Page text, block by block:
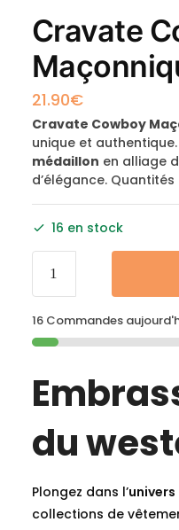
Cravate
21.90€
Cravate Cowboy
unique et authentique.
médaillon en alliage
d’élégance. Quantités
16 en stock
16 Commandes
du
Plongez dans l’
collections de